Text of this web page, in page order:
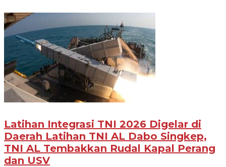
Latihan Integrasi TNI 2026 Digelar di
Daerah Latihan TNI AL Dabo Singkep,
TNI AL Tembakkan Rudal Kapal Perang
dan USV